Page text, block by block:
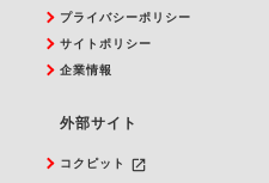
プライバシーポリシー
サイトポリシー
企業情報
外部サイト
コクピット
launch